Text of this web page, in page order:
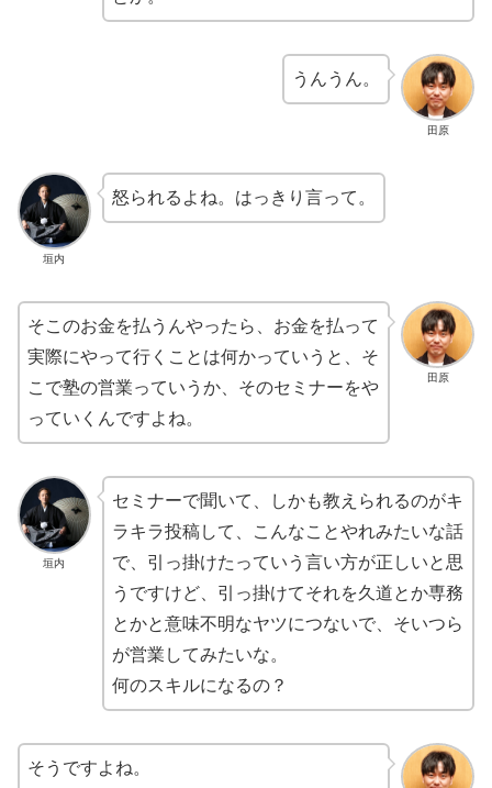
田原
うんうん。
垣内
怒られるよね。はっきり言って。
田原
そこのお金を払うんやったら、お金を払って
実際にやって行くことは何かっていうと、そ
こで塾の営業っていうか、そのセミナーをや
っていくんですよね。
垣内
セミナーで聞いて、しかも教えられるのがキ
ラキラ投稿して、こんなことやれみたいな話
で、引っ掛けたっていう言い方が正しいと思
うですけど、引っ掛けてそれを久道とか専務
とかと意味不明なヤツにつないで、そいつら
が営業してみたいな。
何のスキルになるの？
そうですよね。